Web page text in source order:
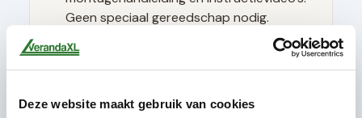
Deze website maakt gebruik van cookies
Geen speciaal gereedschap nodig.
Technische specificaties